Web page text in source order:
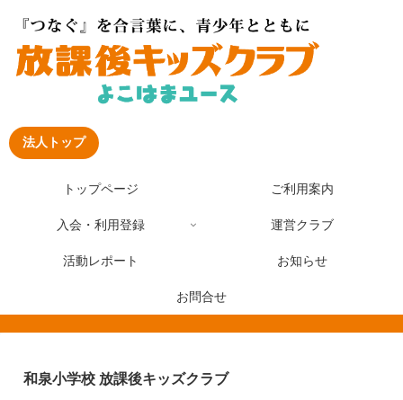
法人トップ
トップページ ご利用案内
入会・利用登録 運営クラブ
活動レポート お知らせ
お問合せ
和泉小学校 放課後キッズクラブ